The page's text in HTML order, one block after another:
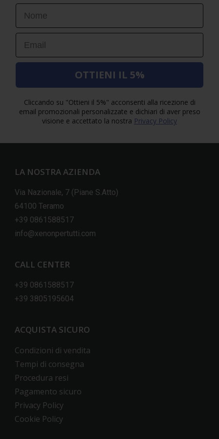
First Name
Email
OTTIENI IL 5%
Cliccando su "Ottieni il 5%" acconsenti alla ricezione di
email promozionali personalizzate e dichiari di aver preso
visione e accettato la nostra Privacy Policy
LA NOSTRA AZIENDA
Via Nazionale, 7 (Piane S.Atto)
64100 Teramo
+39 0861588517
info@xenonpertutti.com
CALL CENTER
+39 0861588517
+39 3805195604
ACQUISTA SICURO
Condizioni di vendita
Tempi di consegna
Procedura resi
Pagamento sicuro
Privacy Policy
Cookie Policy